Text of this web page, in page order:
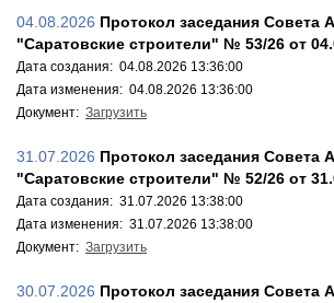
04.08.2026 Протокол заседания Совета
"Саратовские строители" № 53/26 от
Дата создания: 04.08.2026 13:36:00
Дата изменения: 04.08.2026 13:36:00
Документ: Загрузить
31.07.2026 Протокол заседания Совета
"Саратовские строители" № 52/26 от
Дата создания: 31.07.2026 13:38:00
Дата изменения: 31.07.2026 13:38:00
Документ: Загрузить
30.07.2026 Протокол заседания Совета